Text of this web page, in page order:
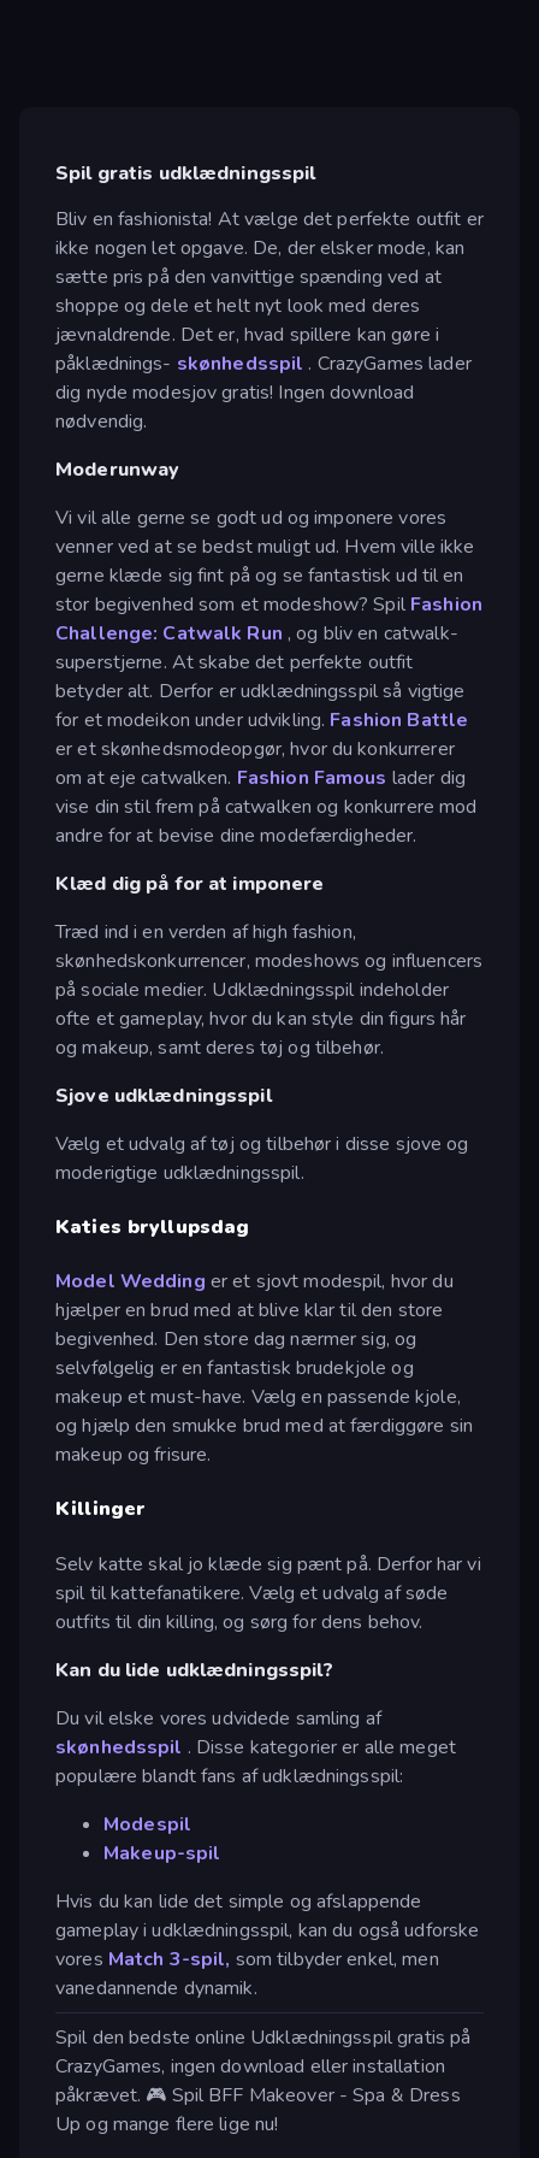
Spil gratis udklædningsspil
Bliv en fashionista! At vælge det perfekte outfit er
ikke nogen let opgave. De, der elsker mode, kan
sætte pris på den vanvittige spænding ved at
shoppe og dele et helt nyt look med deres
jævnaldrende. Det er, hvad spillere kan gøre i
påklædnings- skønhedsspil . CrazyGames lader
dig nyde modesjov gratis! Ingen download
nødvendig.
Moderunway
Vi vil alle gerne se godt ud og imponere vores
venner ved at se bedst muligt ud. Hvem ville ikke
gerne klæde sig fint på og se fantastisk ud til en
stor begivenhed som et modeshow? Spil Fashion
Challenge: Catwalk Run , og bliv en catwalk-
superstjerne. At skabe det perfekte outfit
betyder alt. Derfor er udklædningsspil så vigtige
for et modeikon under udvikling. Fashion Battle
er et skønhedsmodeopgør, hvor du konkurrerer
om at eje catwalken. Fashion Famous lader dig
vise din stil frem på catwalken og konkurrere mod
andre for at bevise dine modefærdigheder.
Klæd dig på for at imponere
Træd ind i en verden af high fashion,
skønhedskonkurrencer, modeshows og influencers
på sociale medier. Udklædningsspil indeholder
ofte et gameplay, hvor du kan style din figurs hår
og makeup, samt deres tøj og tilbehør.
Sjove udklædningsspil
Vælg et udvalg af tøj og tilbehør i disse sjove og
moderigtige udklædningsspil.
Katies bryllupsdag
Model Wedding er et sjovt modespil, hvor du
hjælper en brud med at blive klar til den store
begivenhed. Den store dag nærmer sig, og
selvfølgelig er en fantastisk brudekjole og
makeup et must-have. Vælg en passende kjole,
og hjælp den smukke brud med at færdiggøre sin
makeup og frisure.
Killinger
Selv katte skal jo klæde sig pænt på. Derfor har vi
spil til kattefanatikere. Vælg et udvalg af søde
outfits til din killing, og sørg for dens behov.
Kan du lide udklædningsspil?
Du vil elske vores udvidede samling af
skønhedsspil . Disse kategorier er alle meget
populære blandt fans af udklædningsspil:
Modespil
Makeup-spil
Hvis du kan lide det simple og afslappende
gameplay i udklædningsspil, kan du også udforske
vores Match 3-spil, som tilbyder enkel, men
vanedannende dynamik.
Spil den bedste online Udklædningsspil gratis på
CrazyGames, ingen download eller installation
påkrævet. 🎮 Spil BFF Makeover - Spa & Dress
Up og mange flere lige nu!